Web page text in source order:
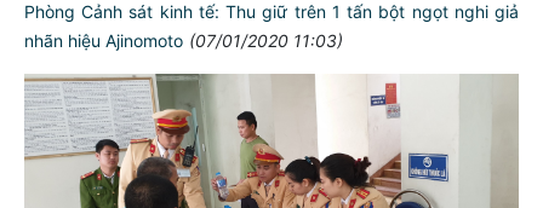
Phòng Cảnh sát kinh tế: Thu giữ trên 1 tấn bột ngọt nghi giả
nhãn hiệu Ajinomoto (07/01/2020 11:03)